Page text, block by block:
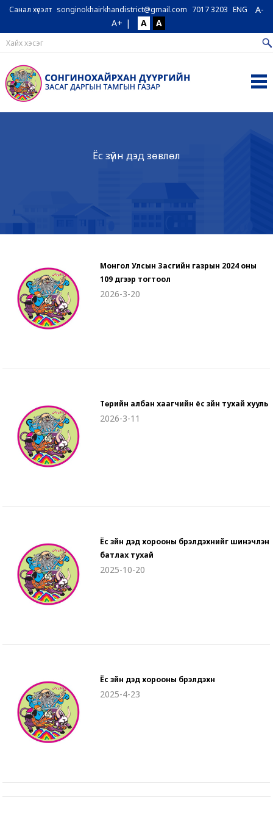
Санал хүсэлт songinokhairkhandistrict@gmail.com 7017 3203 ENG
A-
A+ | A A
Ёс зүйн дэд зөвлөл
Монгол Улсын Засгийн газрын 2024 оны
109 дүгээр тогтоол
2026-3-20
Төрийн албан хаагчийн ёс зүйн тухай хууль
2026-3-11
Ёс зүйн дэд хорооны бүрэлдэхүүнийг шинэчлэн
батлах тухай
2025-10-20
Ёс зүйн дэд хорооны бүрэлдэхүүн
2025-4-23